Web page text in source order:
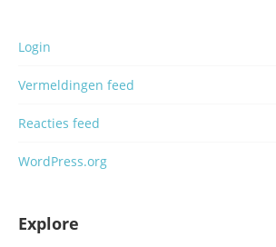
Login
Vermeldingen feed
Reacties feed
WordPress.org
Explore